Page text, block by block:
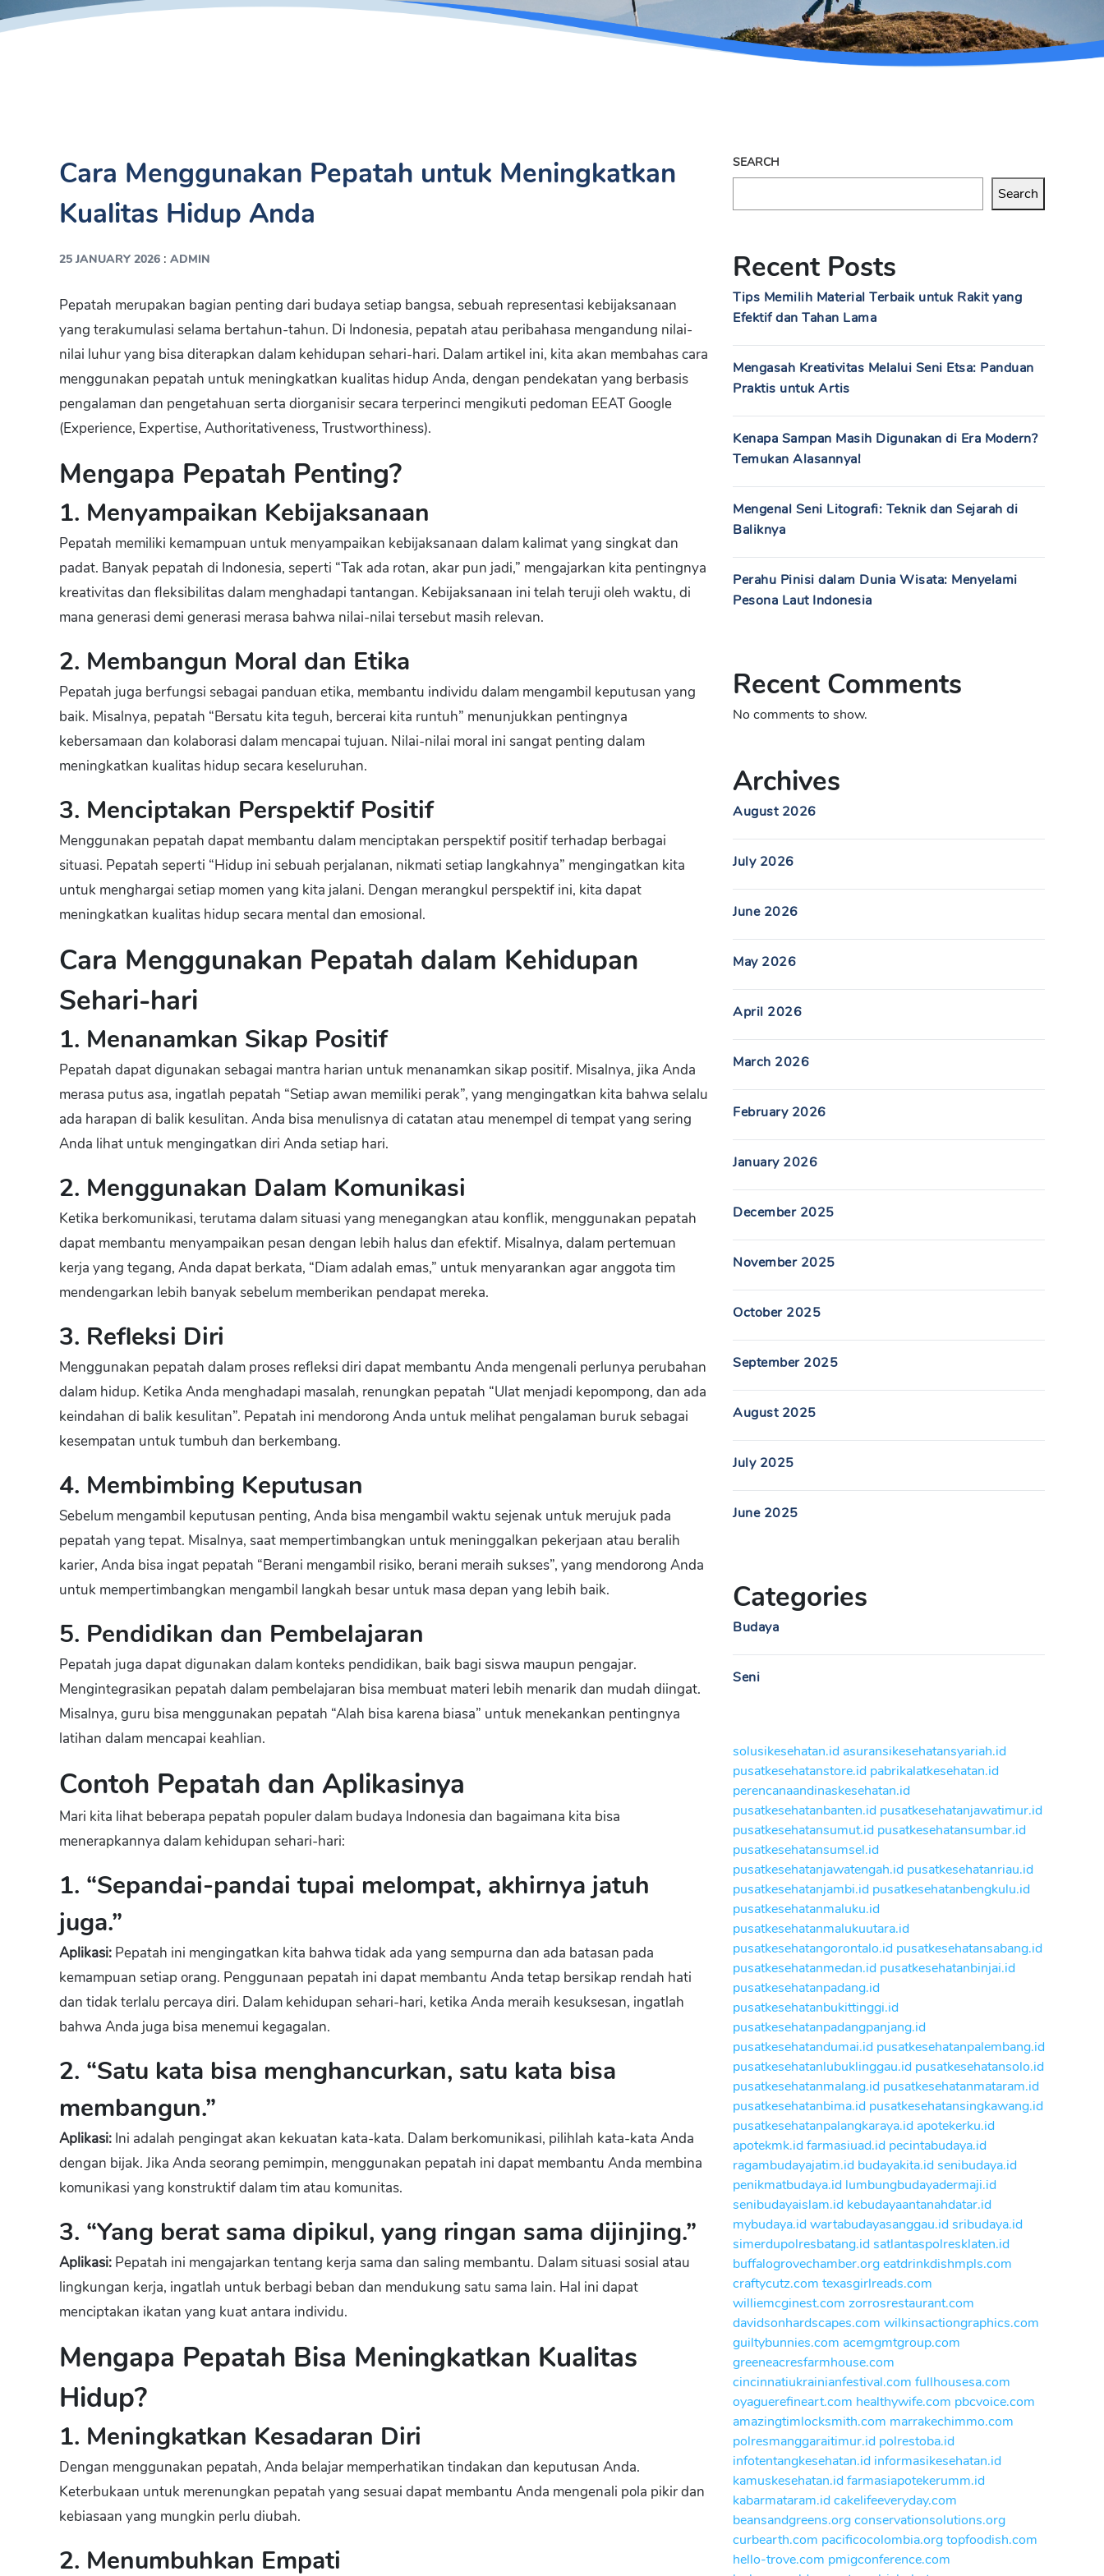
Cara Menggunakan Pepatah untuk Meningkatkan
Kualitas Hidup Anda
25 JANUARY 2026 : ADMIN
Pepatah merupakan bagian penting dari budaya setiap bangsa, sebuah representasi kebijaksanaan
yang terakumulasi selama bertahun-tahun. Di Indonesia, pepatah atau peribahasa mengandung nilai-
nilai luhur yang bisa diterapkan dalam kehidupan sehari-hari. Dalam artikel ini, kita akan membahas cara
menggunakan pepatah untuk meningkatkan kualitas hidup Anda, dengan pendekatan yang berbasis
pengalaman dan pengetahuan serta diorganisir secara terperinci mengikuti pedoman EEAT Google
(Experience, Expertise, Authoritativeness, Trustworthiness).
Mengapa Pepatah Penting?
1. Menyampaikan Kebijaksanaan
Pepatah memiliki kemampuan untuk menyampaikan kebijaksanaan dalam kalimat yang singkat dan
padat. Banyak pepatah di Indonesia, seperti “Tak ada rotan, akar pun jadi,” mengajarkan kita pentingnya
kreativitas dan fleksibilitas dalam menghadapi tantangan. Kebijaksanaan ini telah teruji oleh waktu, di
mana generasi demi generasi merasa bahwa nilai-nilai tersebut masih relevan.
2. Membangun Moral dan Etika
Pepatah juga berfungsi sebagai panduan etika, membantu individu dalam mengambil keputusan yang
baik. Misalnya, pepatah “Bersatu kita teguh, bercerai kita runtuh” menunjukkan pentingnya
kebersamaan dan kolaborasi dalam mencapai tujuan. Nilai-nilai moral ini sangat penting dalam
meningkatkan kualitas hidup secara keseluruhan.
3. Menciptakan Perspektif Positif
Menggunakan pepatah dapat membantu dalam menciptakan perspektif positif terhadap berbagai
situasi. Pepatah seperti “Hidup ini sebuah perjalanan, nikmati setiap langkahnya” mengingatkan kita
untuk menghargai setiap momen yang kita jalani. Dengan merangkul perspektif ini, kita dapat
meningkatkan kualitas hidup secara mental dan emosional.
Cara Menggunakan Pepatah dalam Kehidupan
Sehari-hari
1. Menanamkan Sikap Positif
Pepatah dapat digunakan sebagai mantra harian untuk menanamkan sikap positif. Misalnya, jika Anda
merasa putus asa, ingatlah pepatah “Setiap awan memiliki perak”, yang mengingatkan kita bahwa selalu
ada harapan di balik kesulitan. Anda bisa menulisnya di catatan atau menempel di tempat yang sering
Anda lihat untuk mengingatkan diri Anda setiap hari.
2. Menggunakan Dalam Komunikasi
Ketika berkomunikasi, terutama dalam situasi yang menegangkan atau konflik, menggunakan pepatah
dapat membantu menyampaikan pesan dengan lebih halus dan efektif. Misalnya, dalam pertemuan
kerja yang tegang, Anda dapat berkata, “Diam adalah emas,” untuk menyarankan agar anggota tim
mendengarkan lebih banyak sebelum memberikan pendapat mereka.
3. Refleksi Diri
Menggunakan pepatah dalam proses refleksi diri dapat membantu Anda mengenali perlunya perubahan
dalam hidup. Ketika Anda menghadapi masalah, renungkan pepatah “Ulat menjadi kepompong, dan ada
keindahan di balik kesulitan”. Pepatah ini mendorong Anda untuk melihat pengalaman buruk sebagai
kesempatan untuk tumbuh dan berkembang.
4. Membimbing Keputusan
Sebelum mengambil keputusan penting, Anda bisa mengambil waktu sejenak untuk merujuk pada
pepatah yang tepat. Misalnya, saat mempertimbangkan untuk meninggalkan pekerjaan atau beralih
karier, Anda bisa ingat pepatah “Berani mengambil risiko, berani meraih sukses”, yang mendorong Anda
untuk mempertimbangkan mengambil langkah besar untuk masa depan yang lebih baik.
5. Pendidikan dan Pembelajaran
Pepatah juga dapat digunakan dalam konteks pendidikan, baik bagi siswa maupun pengajar.
Mengintegrasikan pepatah dalam pembelajaran bisa membuat materi lebih menarik dan mudah diingat.
Misalnya, guru bisa menggunakan pepatah “Alah bisa karena biasa” untuk menekankan pentingnya
latihan dalam mencapai keahlian.
Contoh Pepatah dan Aplikasinya
Mari kita lihat beberapa pepatah populer dalam budaya Indonesia dan bagaimana kita bisa
menerapkannya dalam kehidupan sehari-hari:
1. “Sepandai-pandai tupai melompat, akhirnya jatuh
juga.”
Aplikasi: Pepatah ini mengingatkan kita bahwa tidak ada yang sempurna dan ada batasan pada
kemampuan setiap orang. Penggunaan pepatah ini dapat membantu Anda tetap bersikap rendah hati
dan tidak terlalu percaya diri. Dalam kehidupan sehari-hari, ketika Anda meraih kesuksesan, ingatlah
bahwa Anda juga bisa menemui kegagalan.
2. “Satu kata bisa menghancurkan, satu kata bisa
membangun.”
Aplikasi: Ini adalah pengingat akan kekuatan kata-kata. Dalam berkomunikasi, pilihlah kata-kata Anda
dengan bijak. Jika Anda seorang pemimpin, menggunakan pepatah ini dapat membantu Anda membina
komunikasi yang konstruktif dalam tim atau komunitas.
3. “Yang berat sama dipikul, yang ringan sama dijinjing.”
Aplikasi: Pepatah ini mengajarkan tentang kerja sama dan saling membantu. Dalam situasi sosial atau
lingkungan kerja, ingatlah untuk berbagi beban dan mendukung satu sama lain. Hal ini dapat
menciptakan ikatan yang kuat antara individu.
Mengapa Pepatah Bisa Meningkatkan Kualitas
Hidup?
1. Meningkatkan Kesadaran Diri
Dengan menggunakan pepatah, Anda belajar memperhatikan tindakan dan keputusan Anda.
Keterbukaan untuk merenungkan pepatah yang sesuai dapat membantu Anda mengenali pola pikir dan
kebiasaan yang mungkin perlu diubah.
2. Menumbuhkan Empati
SEARCH
Search
Recent Posts
Tips Memilih Material Terbaik untuk Rakit yang
Efektif dan Tahan Lama
Mengasah Kreativitas Melalui Seni Etsa: Panduan
Praktis untuk Artis
Kenapa Sampan Masih Digunakan di Era Modern?
Temukan Alasannya!
Mengenal Seni Litografi: Teknik dan Sejarah di
Baliknya
Perahu Pinisi dalam Dunia Wisata: Menyelami
Pesona Laut Indonesia
Recent Comments
No comments to show.
Archives
August 2026
July 2026
June 2026
May 2026
April 2026
March 2026
February 2026
January 2026
December 2025
November 2025
October 2025
September 2025
August 2025
July 2025
June 2025
Categories
Budaya
Seni
solusikesehatan.id asuransikesehatansyariah.id
pusatkesehatanstore.id pabrikalatkesehatan.id
perencanaandinaskesehatan.id
pusatkesehatanbanten.id pusatkesehatanjawatimur.id
pusatkesehatansumut.id pusatkesehatansumbar.id
pusatkesehatansumsel.id
pusatkesehatanjawatengah.id pusatkesehatanriau.id
pusatkesehatanjambi.id pusatkesehatanbengkulu.id
pusatkesehatanmaluku.id
pusatkesehatanmalukuutara.id
pusatkesehatangorontalo.id pusatkesehatansabang.id
pusatkesehatanmedan.id pusatkesehatanbinjai.id
pusatkesehatanpadang.id
pusatkesehatanbukittinggi.id
pusatkesehatanpadangpanjang.id
pusatkesehatandumai.id pusatkesehatanpalembang.id
pusatkesehatanlubuklinggau.id pusatkesehatansolo.id
pusatkesehatanmalang.id pusatkesehatanmataram.id
pusatkesehatanbima.id pusatkesehatansingkawang.id
pusatkesehatanpalangkaraya.id apotekerku.id
apotekmk.idfarmasiuad.id pecintabudaya.id
ragambudayajatim.id budayakita.idsenibudaya.id
penikmatbudaya.id lumbungbudayadermaji.id
senibudayaislam.id kebudayaantanahdatar.id
mybudaya.idwartabudayasanggau.idsribudaya.id
simerdupolresbatang.idsatlantaspolresklaten.id
buffalogrovechamber.orgeatdrinkdishmpls.com
craftycutz.com texasgirlreads.com
williemcginest.com zorrosrestaurant.com
davidsonhardscapes.com wilkinsactiongraphics.com
guiltybunnies.com acemgmtgroup.com
greeneacresfarmhouse.com
cincinnatiukrainianfestival.com fullhousesa.com
oyaguerefineart.com healthywife.com pbcvoice.com
amazingtimlocksmith.com marrakechimmo.com
polresmanggaraitimur.id polrestoba.id
infotentangkesehatan.id informasikesehatan.id
kamuskesehatan.idfarmasiapotekerumm.id
kabarmataram.idcakelifeeveryday.com
beansandgreens.orgconservationsolutions.org
curbearth.com pacificocolombia.orgtopfoodish.com
hello-trove.com pmigconference.com